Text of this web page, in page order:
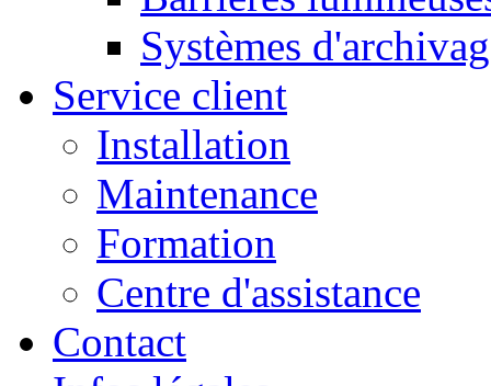
Systèmes
Service client
Installation
Maintenance
Formation
Centre d'assistance
Contact